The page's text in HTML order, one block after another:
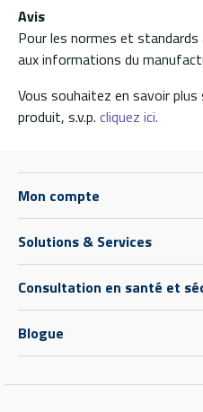
Avis
Pour les normes et
aux informations du
Vous souhaitez en savoir plus
produit, s.v.p. cliquez ici.
Mon compte
Solutions & Services
Consultation en santé et
Blogue